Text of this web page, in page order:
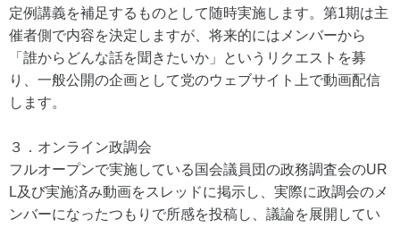
定例講義を補足するものとして随時実施します。第1期は主
催者側で内容を決定しますが、将来的にはメンバーから
「誰からどんな話を聞きたいか」というリクエストを募
り、一般公開の企画として党のウェブサイト上で動画配信
します。
３．オンライン政調会
フルオープンで実施している国会議員団の政務調査会のUR
L及び実施済み動画をスレッドに掲示し、実際に政調会のメ
ンバーになったつもりで所感を投稿し、議論を展開してい